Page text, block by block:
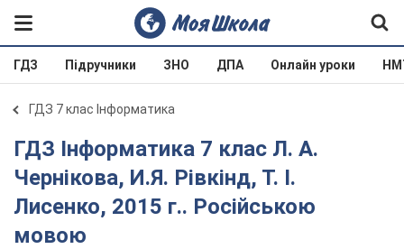
ГДЗ Підручники ЗНО ДПА Онлайн уроки
ГДЗ 7 клас Інформатика
ГДЗ Інформатика 7 клас Л. А.
Чернікова, И.Я. Рівкінд, Т. І.
Лисенко, 2015 г.. Російською
мовою